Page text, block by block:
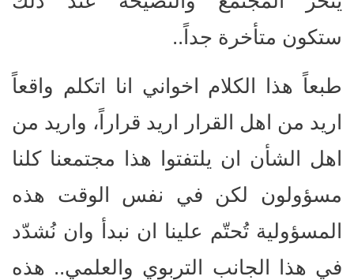
ستكون متأخرة جداً..
طبعاً هذا الكلام اخواني انا اتكلم واقعاً
اريد من اهل القرار اريد قراراً، واريد من
اهل الشأن ان يلتفتوا هذا مجتمعنا كلنا
مسؤولون لكن في نفس الوقت هذه
المسؤولية تُحتّم علينا ان نبدأ وان نُشدّد
في هذا الجانب التربوي والعلمي.. هذه